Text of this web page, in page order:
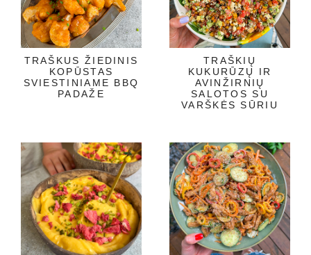
TRAŠKUS ŽIEDINIS
KOPŪSTAS
SVIESTINIAME BBQ
PADAŽE
TRAŠKIŲ
KUKURŪZŲ IR
AVINŽIRNIŲ
SALOTOS SU
VARŠKĖS SŪRIU